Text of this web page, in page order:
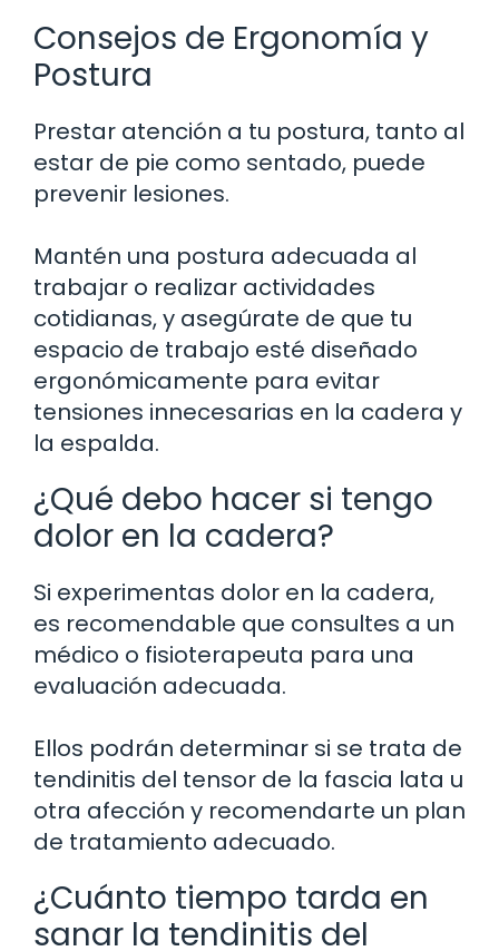
Consejos de Ergonomía y
Postura
Prestar atención a tu postura, tanto al
estar de pie como sentado, puede
prevenir lesiones.
Mantén una postura adecuada al
trabajar o realizar actividades
cotidianas, y asegúrate de que tu
espacio de trabajo esté diseñado
ergonómicamente para evitar
tensiones innecesarias en la cadera y
la espalda.
¿Qué debo hacer si tengo
dolor en la cadera?
Si experimentas dolor en la cadera,
es recomendable que consultes a un
médico o fisioterapeuta para una
evaluación adecuada.
Ellos podrán determinar si se trata de
tendinitis del tensor de la fascia lata u
otra afección y recomendarte un plan
de tratamiento adecuado.
¿Cuánto tiempo tarda en
sanar la tendinitis del